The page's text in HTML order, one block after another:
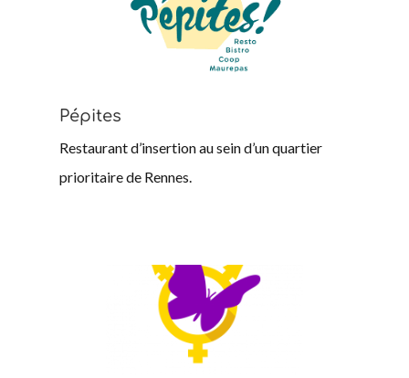
Pépites
Restaurant d’insertion au sein d’un quartier
prioritaire de Rennes.